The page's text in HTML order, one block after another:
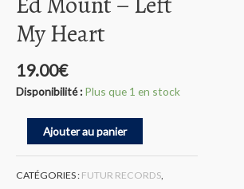
My Heart
19.00€
Disponibilité : Plus que 1 en stock
quantité
Ed
Mount
-
Ajouter au panier
CATÉGORIES : FUTUR RECORDS